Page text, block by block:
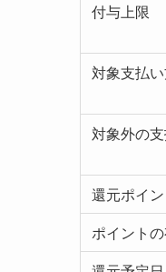
付与上限
対象支払
対象外の
還元ポイ
ポイント